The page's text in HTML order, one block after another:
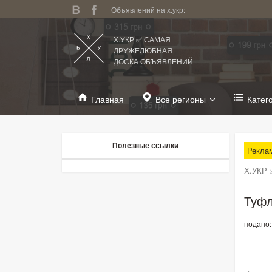
Объявлений на х.укр:
Х.УКР ✅ САМАЯ
ДРУЖЕЛЮБНАЯ
ДОСКА ОБЪЯВЛЕНИЙ
Главная Все регионы
Х.УКР
Полезные ссылки